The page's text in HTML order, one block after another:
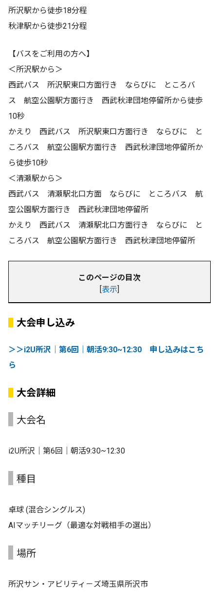
所沢駅から徒歩18分程
秋津駅から徒歩21分程
【バスをご利用の方へ】
＜所沢駅から＞
西武バス 所沢駅東口方面行き ならびに ところバ
ス 航空公園駅方面行き 西武秋津団地停留所から徒歩
10秒
かえり 西武バス 所沢駅東口方面行き ならびに と
ころバス 航空公園駅方面行き 西武秋津団地停留所か
ら徒歩10秒
＜清瀬駅から＞
西武バス 清瀬駅北口方面 ならびに ところバス 航
空公園駅方面行き 西武秋津団地停留所
かえり 西武バス 清瀬駅北口方面行き ならびに と
ころバス 航空公園駅方面行き 西武秋津団地停留所
このページの目次
[表示]
大会申し込み
＞＞i2U所沢｜第6回｜朝活9:30~12:30 申し込みはこち
ら
大会詳細
大会名
i2U所沢｜第6回｜朝活9:30~12:30
種目
卓球 (混合シングルス)
AIマッチリーグ（最適な対戦相手の選出）
場所
所沢サン・アビリティ－ズ埼玉県所沢市